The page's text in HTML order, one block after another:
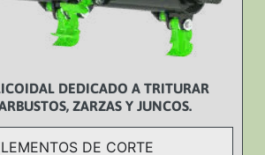
DEDICADO A TRITURAR
ZARZAS Y JUNCOS.
DE CORTE